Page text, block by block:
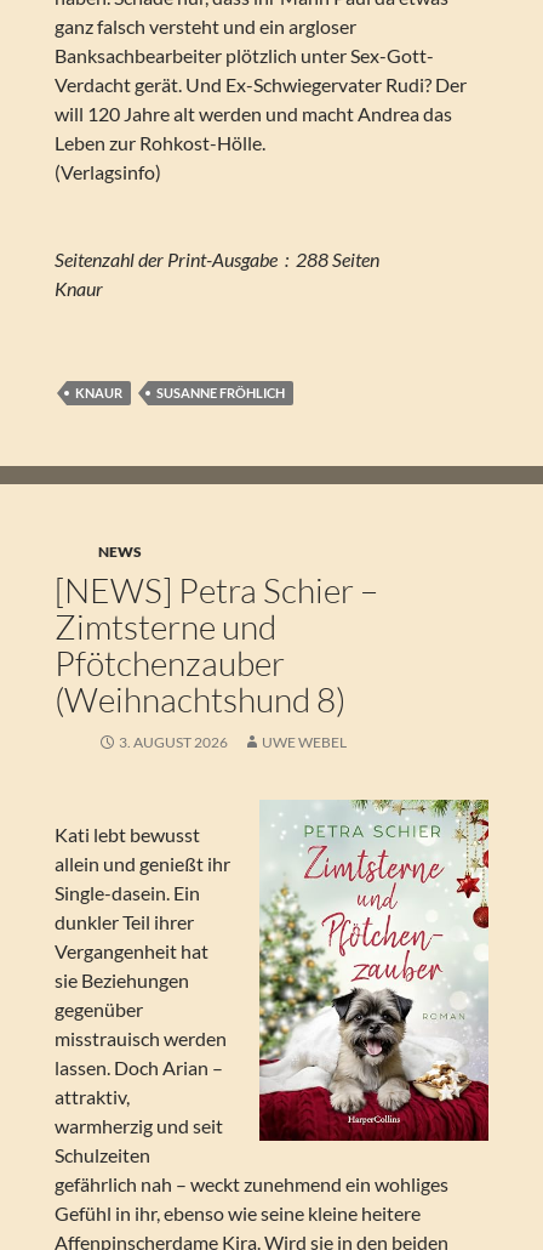
ganz falsch versteht und ein argloser
Banksachbearbeiter plötzlich unter Sex-Gott-
Verdacht gerät. Und Ex-Schwiegervater Rudi? Der
will 120 Jahre alt werden und macht Andrea das
Leben zur Rohkost-Hölle.
(Verlagsinfo)
Seitenzahl der Print-Ausgabe ‏ : ‎ 288 Seiten
Knaur
KNAUR SUSANNE FRÖHLICH
NEWS
[NEWS] Petra Schier –
Zimtsterne und
Pfötchenzauber
(Weihnachtshund 8)
3. AUGUST 2026 UWE WEBEL
Kati lebt bewusst
allein und genießt ihr
Single-dasein. Ein
dunkler Teil ihrer
Vergangenheit hat
sie Beziehungen
gegenüber
misstrauisch werden
lassen. Doch Arian –
attraktiv,
warmherzig und seit
Schulzeiten
gefährlich nah – weckt zunehmend ein wohliges
Gefühl in ihr, ebenso wie seine kleine heitere
Affenpinscherdame Kira. Wird sie in den beiden